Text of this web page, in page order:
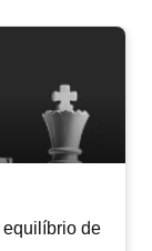
equilíbrio de